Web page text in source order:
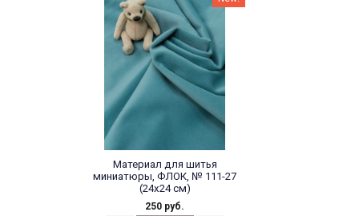
Материал для шитья
миниатюры, ФЛОК, № 111-27
(24х24 см)
250 руб.